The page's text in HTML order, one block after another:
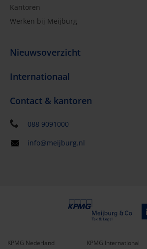
Kantoren
Werken bij Meijburg
Nieuwsoverzicht
Internationaal
Contact & kantoren
088 9091000
info@meijburg.nl
KPMG Nederland KPMG International